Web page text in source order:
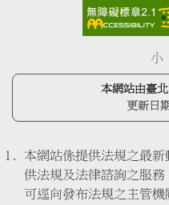
小
本網站由臺
更新日
本網站係提供法規之最
供法規及法律諮詢之服
可逕向發布法規之主管機